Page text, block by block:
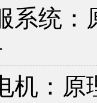
系统
机：